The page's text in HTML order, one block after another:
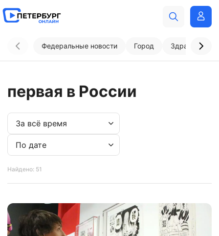
Федеральные новости Город
первая в России
Найдено: 51